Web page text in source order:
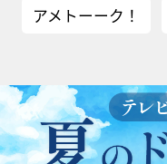
アメトーーク！